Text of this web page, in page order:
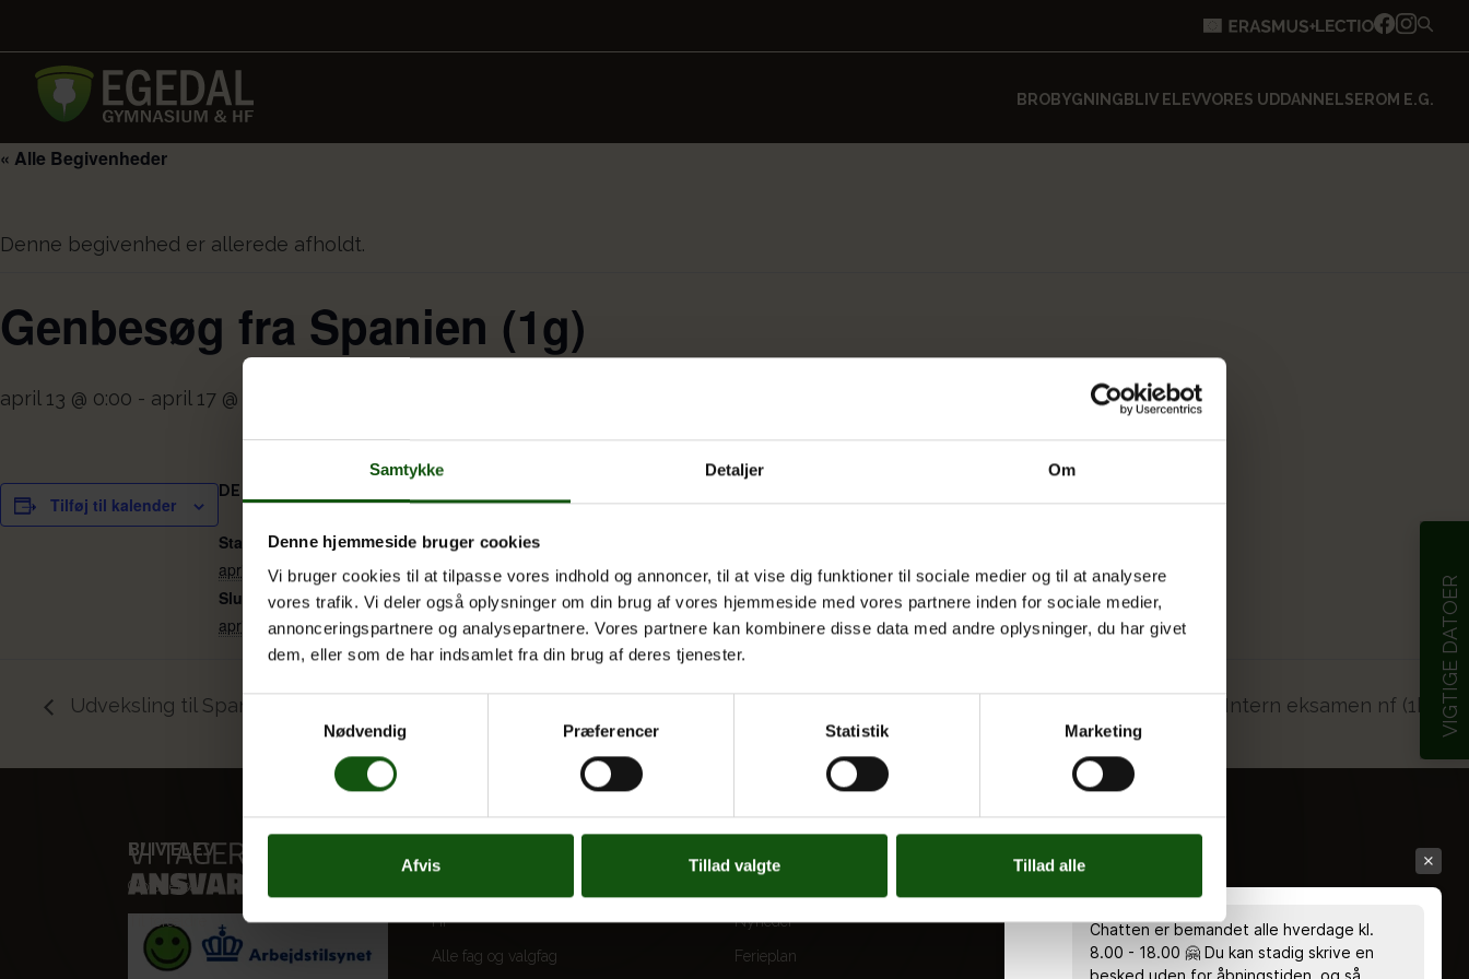
Samtykke Detaljer Om
Denne hjemmeside bruger cookies
Vi bruger cookies til at tilpasse vores indhold og annoncer, til at vise dig funktioner til sociale medier og til at analysere
vores trafik. Vi deler også oplysninger om din brug af vores hjemmeside med vores partnere inden for sociale medier,
annonceringspartnere og analysepartnere. Vores partnere kan kombinere disse data med andre oplysninger, du har givet
dem, eller som de har indsamlet fra din brug af deres tjenester.
Samtykkevalg
Nødvendig
Præferencer Statistik Marketing
Afvis Tillad valgte Tillad alle
BROBYGNING BLIV ELEVVORES UDDANNELSEROM E.G.
VIGTIGE DATOER
« Alle Begivenheder
Denne begivenhed er allerede afholdt.
Genbesøg fra Spanien (1g)
april 13 @ 0:00 - april 17 @ 0:00
Tilføj til kalender
DETALJER
Start:
april 13 @ 0:00
Slut:
april 17 @ 0:00
Udveksling til Spanien (1g) Intern eksamen nf (1hf)
BLIV ELEV
Optagelse
Til forældre
HF
Alle fag og valgfag
Nyheder
Ferieplan
Chatten er bemandet alle hverdage kl.
8.00 - 18.00 🤗 Du kan stadig skrive en
besked uden for åbningstiden, og så